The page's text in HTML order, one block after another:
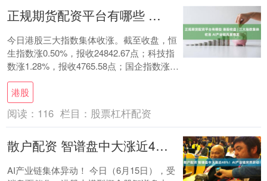
正规期货配资平台有哪些 港股收盘 | 三大指数集体收涨 AI产业链再度爆发
今日港股三大指数集体收涨。截至收盘，恒
生指数涨0.50%，报收24842.67点；科技指
数涨1.28%，报收4765.58点；国企指数涨
0.02%正规期货配资平....
港股
阅读： 116 栏目： 股票杠杆配资
散户配资 智谱盘中大涨近48%！AI产业链突然异动！
AI产业链集体异动！ 今日（6月15日），受